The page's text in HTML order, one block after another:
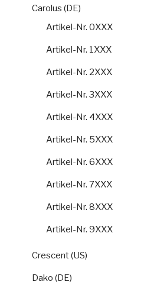
Carolus (DE)
Artikel-Nr. 0XXX
Artikel-Nr. 1XXX
Artikel-Nr. 2XXX
Artikel-Nr. 3XXX
Artikel-Nr. 4XXX
Artikel-Nr. 5XXX
Artikel-Nr. 6XXX
Artikel-Nr. 7XXX
Artikel-Nr. 8XXX
Artikel-Nr. 9XXX
Crescent (US)
Dako (DE)